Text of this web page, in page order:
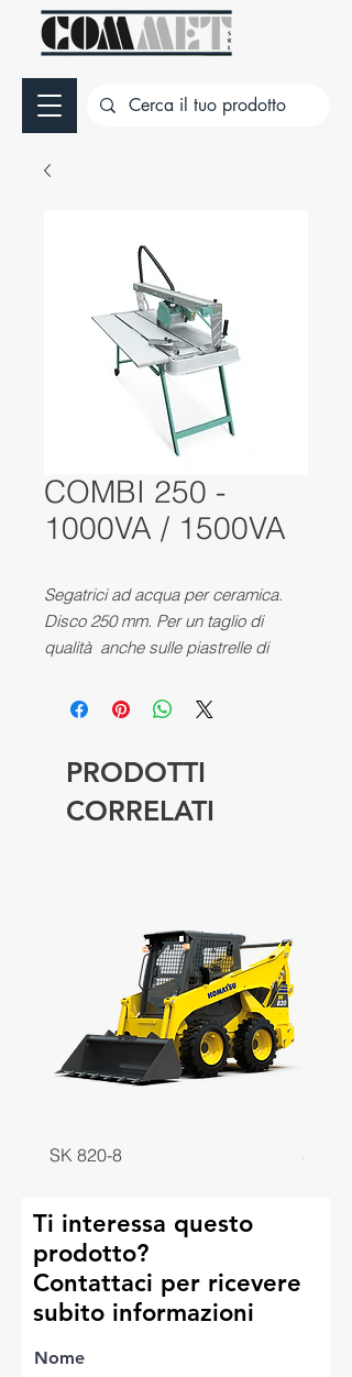
COMBI 250 -
1000VA / 1500VA
Segatrici ad acqua per ceramica.
Disco 250 mm. Per un taglio di
qualità anche sulle piastrelle di
900x900 mm e oltre. Lunghezza
PRODOTTI
CORRELATI
SK 820-8 SK
Ti interessa questo
prodotto?
Contattaci per ricevere
subito informazioni
Nome